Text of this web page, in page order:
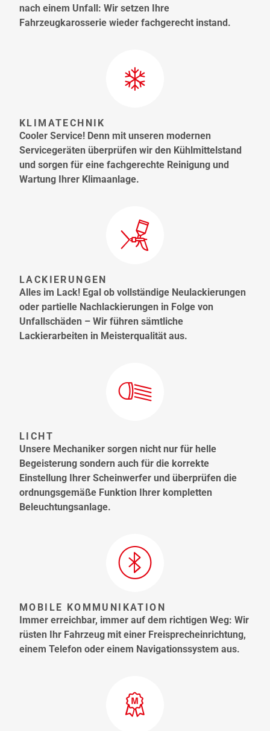
nach einem Unfall: Wir setzen Ihre
Fahrzeugkarosserie wieder fachgerecht instand.
KLIMATECHNIK
Cooler Service! Denn mit unseren modernen
Servicegeräten überprüfen wir den Kühlmittelstand
und sorgen für eine fachgerechte Reinigung und
Wartung Ihrer Klimaanlage.
LACKIERUNGEN
Alles im Lack! Egal ob vollständige Neulackierungen
oder partielle Nachlackierungen in Folge von
Unfallschäden – Wir führen sämtliche
Lackierarbeiten in Meisterqualität aus.
LICHT
Unsere Mechaniker sorgen nicht nur für helle
Begeisterung sondern auch für die korrekte
Einstellung Ihrer Scheinwerfer und überprüfen die
ordnungsgemäße Funktion Ihrer kompletten
Beleuchtungsanlage.
MOBILE KOMMUNIKATION
Immer erreichbar, immer auf dem richtigen Weg: Wir
rüsten Ihr Fahrzeug mit einer Freisprecheinrichtung,
einem Telefon oder einem Navigationssystem aus.